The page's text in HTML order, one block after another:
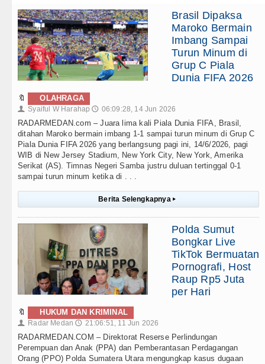
Brasil Dipaksa
Maroko Bermain
Imbang Sampai
Turun Minum di
Grup C Piala
Dunia FIFA 2026
🔖 OLAHRAGA
👤 Syaiful W Harahap 🕔 06:09:28, 14 Jun 2026
RADARMEDAN.com – Juara lima kali Piala Dunia FIFA, Brasil,
ditahan Maroko bermain imbang 1-1 sampai turun minum di Grup C
Piala Dunia FIFA 2026 yang berlangsung pagi ini, 14/6/2026, pagi
WIB di New Jersey Stadium, New York City, New York, Amerika
Serikat (AS). Timnas Negeri Samba justru duluan tertinggal 0-1
sampai turun minum ketika di . . .
Berita Selengkapnya ▸
Polda Sumut
Bongkar Live
TikTok Bermuatan
Pornografi, Host
Raup Rp5 Juta
per Hari
🔖 HUKUM DAN KRIMINAL
👤 Radar Medan 🕔 21:06:51, 11 Jun 2026
RADARMEDAN.COM – Direktorat Reserse Perlindungan
Perempuan dan Anak (PPA) dan Pemberantasan Perdagangan
Orang (PPO) Polda Sumatera Utara mengungkap kasus dugaan